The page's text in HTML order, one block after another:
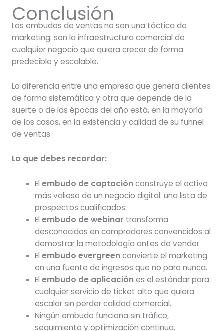
Conclusión
Los embudos de ventas no son una táctica de
marketing: son la infraestructura comercial de
cualquier negocio que quiera crecer de forma
predecible y escalable.
La diferencia entre una empresa que genera clientes
de forma sistemática y otra que depende de la
suerte o de las épocas del año está, en la mayoría
de los casos, en la existencia y calidad de su funnel
de ventas.
Lo que debes recordar:
Elembudo de captaciónconstruye el activo
más valioso de un negocio digital: una lista de
prospectos cualificados.
Elembudo de webinar transforma
desconocidos en compradores convencidos al
demostrar la metodología antes de vender.
Elembudo evergreenconvierte el marketing
en una fuente de ingresos que no para nunca.
Elembudo de aplicaciónes el estándar para
cualquier servicio de ticket alto que quiera
escalar sin perder calidad comercial.
Ningún embudo funciona sin tráfico,
seguimiento y optimización continua.